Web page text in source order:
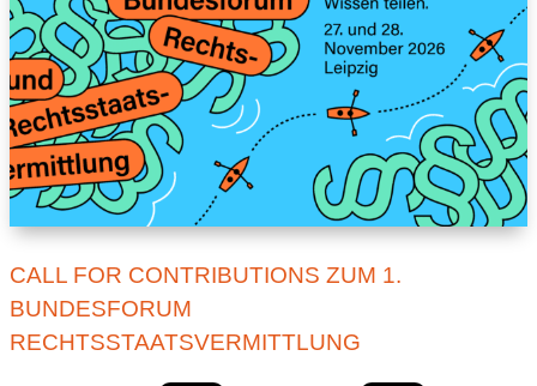
CALL FOR CONTRIBUTIONS ZUM 1.
BUNDESFORUM
RECHTSSTAATSVERMITTLUNG